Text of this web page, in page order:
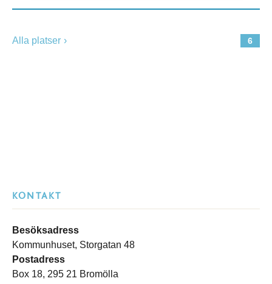
6
Alla platser
KONTAKT
Besöksadress
Kommunhuset, Storgatan 48
Postadress
Box 18, 295 21 Bromölla